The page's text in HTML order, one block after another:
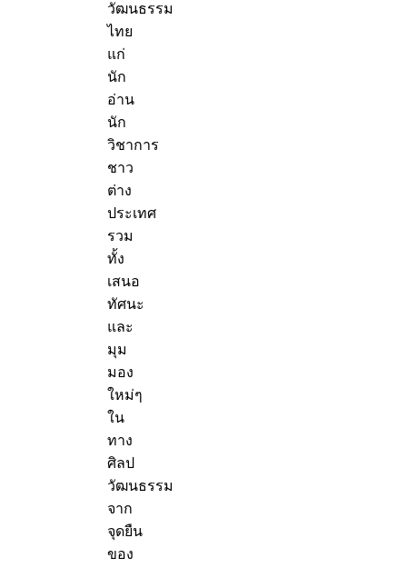
วัฒนธรรม
ไทย
แก่
นัก
อ่าน
นัก
วิชาการ
ชาว
ต่าง
ประเทศ
รวม
ทั้ง
เสนอ
ทัศนะ
และ
มุม
มอง
ใหม่ๆ
ใน
ทาง
ศิลป
วัฒนธรรม
จาก
จุดยืน
ของ